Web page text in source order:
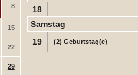
8
15
22
29
18
Samstag
19
(2) Geburtstag(e)